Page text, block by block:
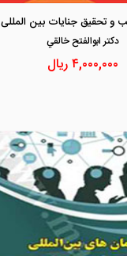
و تحقیق جنایات بین المللی
دكتر ابوالفتح خالقي
۴,۰۰۰,۰۰۰ریال